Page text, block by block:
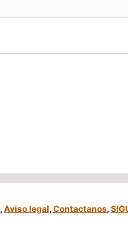
, Aviso legal, Contactanos,